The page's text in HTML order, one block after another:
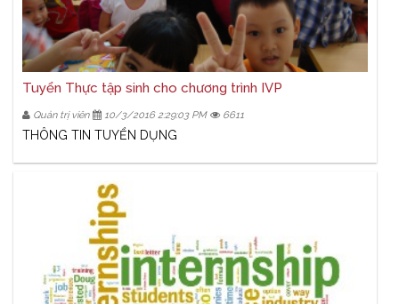
Tuyển Thực tập sinh cho chương trình IVP
Quản trị viên 10/3/2016 2:29:03 PM 6611
THÔNG TIN TUYỂN DỤNG